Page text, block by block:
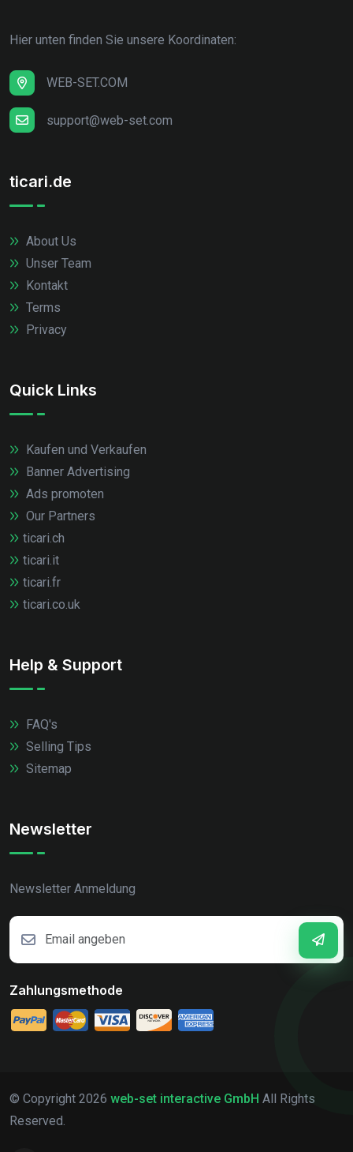
Hier unten finden Sie unsere Koordinaten:
WEB-SET.COM
support@web-set.com
ticari.de
About Us
Unser Team
Kontakt
Terms
Privacy
Quick Links
Kaufen und Verkaufen
Banner Advertising
Ads promoten
Our Partners
ticari.ch
ticari.it
ticari.fr
ticari.co.uk
Help & Support
FAQ's
Selling Tips
Sitemap
Newsletter
Newsletter Anmeldung
Zahlungsmethode
© Copyright 2026 web-set interactive GmbH All Rights
Reserved.